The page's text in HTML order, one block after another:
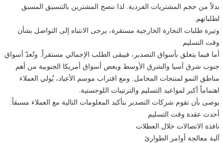
بدلاً من حجم المشتريات الفردية. لذا ننصح المشترين بالتنسيق المسبق
لطلباتهم.
وتيرة طلبات التجارة الخارجية مستقرة، يرجى الانتباه إلى التواصل بشأن
وقت التسليم
أما فيما يتعلق بأسواق التصدير، فيبقى الطلب الإجمالي مستقراً. وتُعدّ أسواق
جنوب شرق آسيا والشرق الأوسط وبعض أسواق أمريكا الجنوبية من أهم
مناطق النمو لمنتجات المحامل. ومع اقتراب موسم الأعياد، يُولي العملاء
اهتماماً أكبر لمواعيد التسليم والترتيبات اللوجستية.
يوصى بأن تقوم شركات التصدير بتأكيد المعلومات التالية مع العملاء مسبقاً:
أحدث عقدة وقت التسليم
نافذة الاتصالات خلال العطلات
آلية معالجة أوامر الطوارئ